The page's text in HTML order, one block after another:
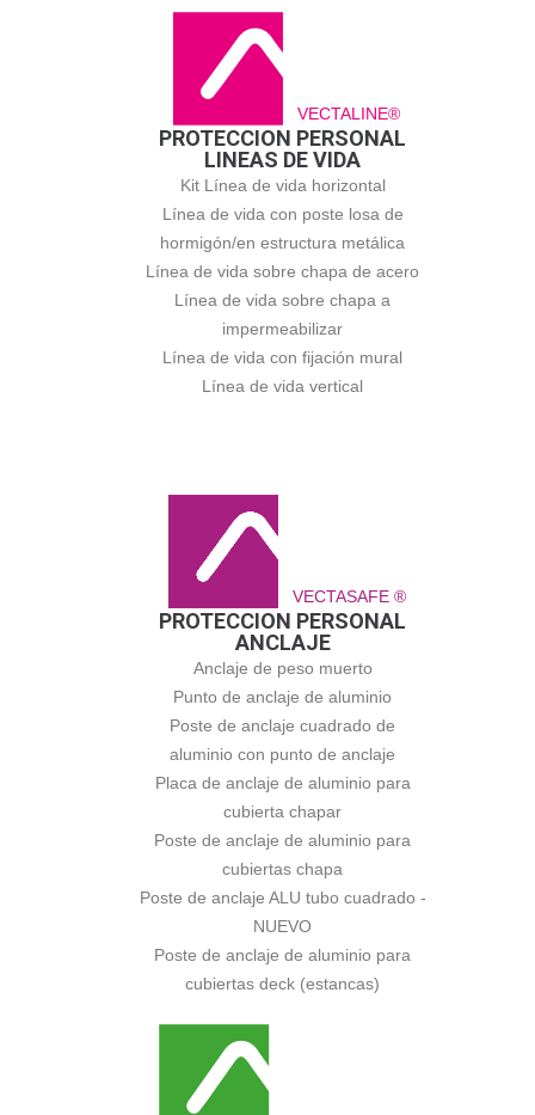
VECTALINE®
PROTECCION PERSONAL
LINEAS DE VIDA
Kit Línea de vida horizontal
Línea de vida con poste losa de
hormigón/en estructura metálica
Línea de vida sobre chapa de acero
Línea de vida sobre chapa a
impermeabilizar
Línea de vida con fijación mural
Línea de vida vertical
VECTASAFE ®
PROTECCION PERSONAL
ANCLAJE
Anclaje de peso muerto
Punto de anclaje de aluminio
Poste de anclaje cuadrado de
aluminio con punto de anclaje
Placa de anclaje de aluminio para
cubierta chapar
Poste de anclaje de aluminio para
cubiertas chapa
Poste de anclaje ALU tubo cuadrado -
NUEVO
Poste de anclaje de aluminio para
cubiertas deck (estancas)